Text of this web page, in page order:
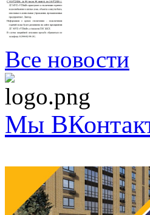
Все новости
Мы